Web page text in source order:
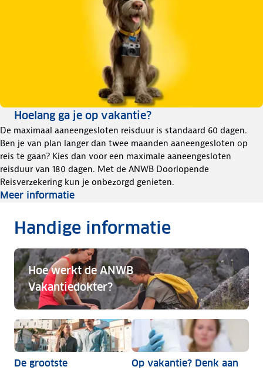
Hoelang ga je op vakantie?
De maximaal aaneengesloten reisduur is standaard 60 dagen.
Ben je van plan langer dan twee maanden aaneengesloten op
reis te gaan? Kies dan voor een maximale aaneengesloten
reisduur van 180 dagen. Met de ANWB Doorlopende
Reisverzekering kun je onbezorgd genieten.
Meer informatie
Handige informatie
De grootste
Op vakantie? Denk aan
Hoe werkt de ANWB
Vakantiedokter?